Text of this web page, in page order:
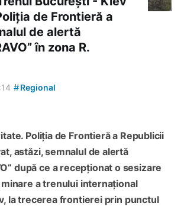
de Frontieră a
de alertă
în zona R.
#Regional
Poliția de Frontieră a Republicii
astăzi, semnalul de alertă
după ce a recepționat o sesizare
a trenului internațional
la trecerea frontierei prin punctul